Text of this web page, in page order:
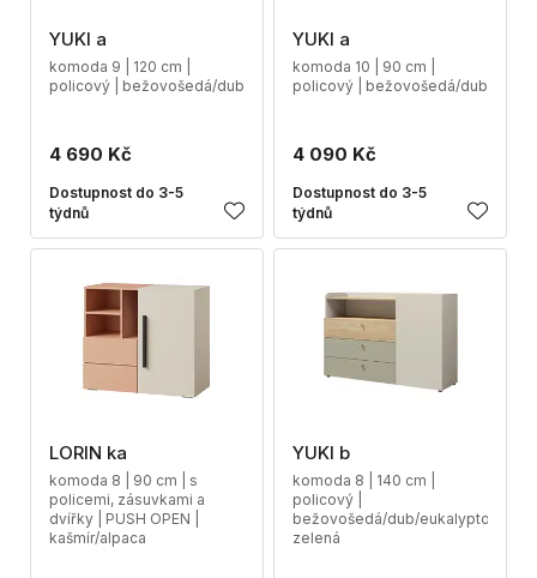
YUKI a
komoda 9 | 120 cm |
policový | bežovošedá/dub
4 690 Kč
Dostupnost do 3-5
týdnů
YUKI a
komoda 10 | 90 cm |
policový | bežovošedá/dub
4 090 Kč
Dostupnost do 3-5
týdnů
LORIN ka
komoda 8 | 90 cm | s
policemi, zásuvkami a
dvířky | PUSH OPEN |
kašmír/alpaca
YUKI b
komoda 8 | 140 cm |
policový |
bežovošedá/dub/eukalyptová
zelená